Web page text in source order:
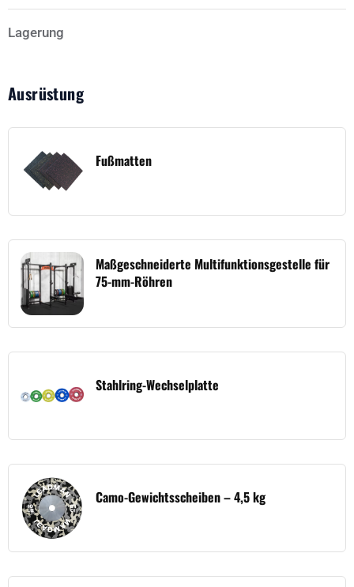
Lagerung
Ausrüstung
Fußmatten
Maßgeschneiderte Multifunktionsgestelle für
75-mm-Röhren
Stahlring-Wechselplatte
Camo-Gewichtsscheiben – 4,5 kg